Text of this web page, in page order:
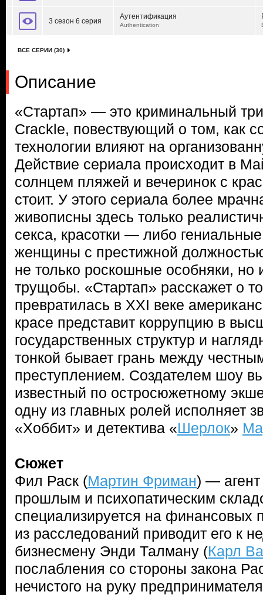
3 сезон 6 серия
Аутентификация
Authentication
ВСЕ СЕРИИ (30)
Описание
«Стартап» — это криминальный
Crackle, повествующий о том, как
технологии влияют на
Действие сериала происходит в
солнцем пляжей и вечеринок с
стоит. У этого сериала более
живописны здесь только
секса, красотки — либо
женщины с престижной
не только роскошные особняки, но
трущобы. «Стартап» расскажет о
превратилась в XXI веке
красе представит коррупцию в
государственных структур и
тонкой бывает грань между
преступлением. Создателем шоу
известный по остросюжетному
одну из главных ролей исполняет
«Хоббит» и детектива «Шерлок»
Сюжет
Фил Раск (Мартин Фриман) —
прошлым и психопатическим
специализируется на финансовых
из расследований приводит его к
бизнесмену Энди Талману (Карл
послабления со стороны закона
нечистого на руку